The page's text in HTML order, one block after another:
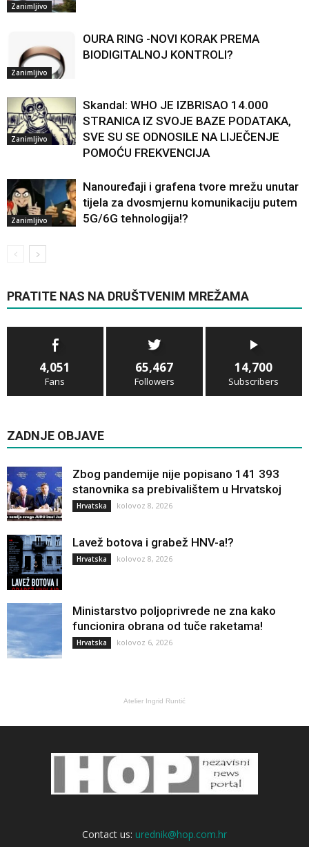
Zanimljivo
Zanimljivo
OURA RING -NOVI KORAK PREMA
BIODIGITALNOJ KONTROLI?
Zanimljivo
Skandal: WHO JE IZBRISAO 14.000
STRANICA IZ SVOJE BAZE PODATAKA,
SVE SU SE ODNOSILE NA LIJEČENJE
POMOĆU FREKVENCIJA
Zanimljivo
Nanouređaji i grafena tvore mrežu unutar
tijela za dvosmjernu komunikaciju putem
5G/6G tehnologija!?
PRATITE NAS NA DRUŠTVENIM MREŽAMA
4,051
Fans
65,467
Followers
14,700
Subscribers
ZADNJE OBJAVE
Zbog pandemije nije popisano 141 393
stanovnika sa prebivalištem u Hrvatskoj
Hrvatska kolovoz 8, 2026
Lavež botova i grabež HNV-a!?
Hrvatska kolovoz 8, 2026
Ministarstvo poljoprivrede ne zna kako
funcionira obrana od tuče raketama!
Hrvatska kolovoz 6, 2026
Atelier Ingrid Runtić
Contact us: urednik@hop.com.hr